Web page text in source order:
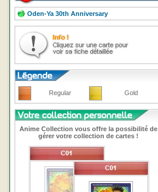
Oden-Ya 30th Anniversary
Regular Gold
Anime Collection vous offre la possibilité de
gérer votre collection de cartes !